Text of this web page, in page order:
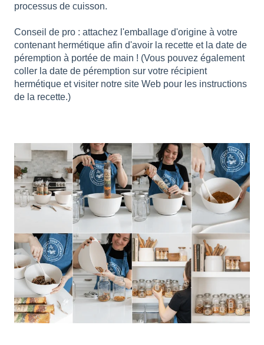
processus de cuisson.
Conseil de pro : attachez l'emballage d'origine à votre
contenant hermétique afin d'avoir la recette et la date de
péremption à portée de main ! (Vous pouvez également
coller la date de péremption sur votre récipient
hermétique et visiter notre site Web pour les instructions
de la recette.)